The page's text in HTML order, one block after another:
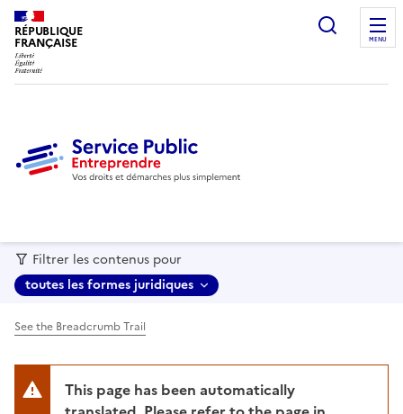
RÉPUBLIQUE
FRANÇAISE MENU
Filtrer les contenus pour
toutes les formes juridiques
See the Breadcrumb Trail
This page has been automatically